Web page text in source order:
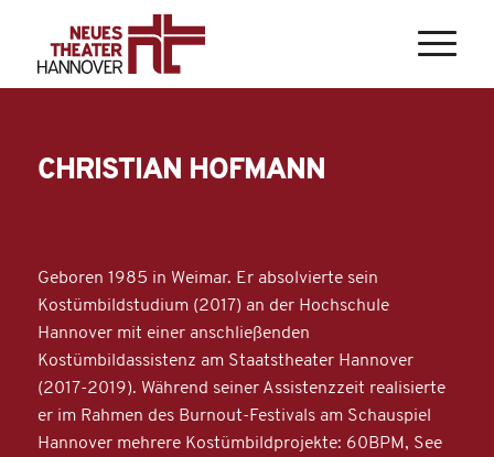
CHRISTIAN HOFMANN
Geboren 1985 in Weimar. Er absolvierte sein
Kostümbildstudium (2017) an der Hochschule
Hannover mit einer anschließenden
Kostümbildassistenz am Staatstheater Hannover
(2017-2019). Während seiner Assistenzzeit realisierte
er im Rahmen des Burnout-Festivals am Schauspiel
Hannover mehrere Kostümbildprojekte: 60BPM, See